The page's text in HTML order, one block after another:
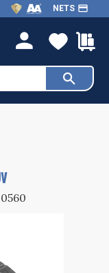
NETS payment
person